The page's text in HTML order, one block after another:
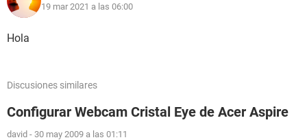
19 mar 2021 a las 06:00
Hola
Discusiones similares
Configurar Webcam Cristal Eye de Acer Aspire
david - 30 may 2009 a las 01:11